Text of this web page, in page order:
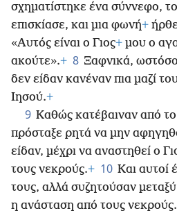
σχηματίστηκε ένα σύννεφο,
επισκίασε, και μια φωνή+
«Αυτός είναι ο Γιος+ μου ο
ακούτε».+ 8 Ξαφνικά,
δεν είδαν κανέναν πια μαζί
Ιησού.+
9 Καθώς κατέβαιναν από
πρόσταξε ρητά να μην
είδαν, μέχρι να αναστηθεί ο
τους νεκρούς.+ 10 Και αυτοί
τους, αλλά συζητούσαν
η ανάσταση από τους νεκρούς.